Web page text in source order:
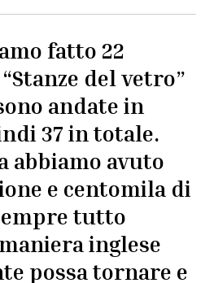
fatto 22
del vetro”
andate in
37 in totale.
abbiamo avuto
e centomila di
tutto
inglese
possa tornare e